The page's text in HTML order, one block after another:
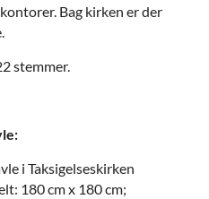
Bag kirken er der
stemmer.
i Taksigelseskirken
180 cm x 180 cm;